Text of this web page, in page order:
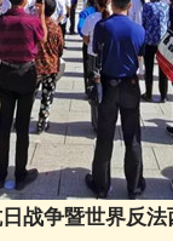
战争暨世界反